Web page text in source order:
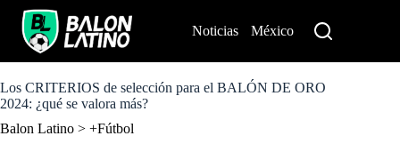
o
c
n
Noticias México
Los CRITERIOS de selección para el BALÓN DE ORO
2024: ¿qué se valora más?
Balon Latino > +Fútbol